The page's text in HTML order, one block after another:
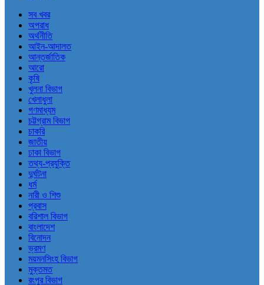
সব খবর
অপরাধ
অর্থনীতি
আইন-আদালত
আন্তর্জাতিক
আরো
কৃষি
খুলনা বিভাগ
খেলাধুলা
গণমাধ্যম
চট্টগ্রাম বিভাগ
চাকরি
জাতীয়
ঢাকা বিভাগ
তথ্য-প্রযুক্তি
দুর্ঘটনা
ধর্ম
নারী ও শিশু
প্রবাস
বরিশাল বিভাগ
বাংলাদেশ
বিনোদন
ভ্রমণ
ময়মনসিংহ বিভাগ
মুক্তমত
রংপুর বিভাগ